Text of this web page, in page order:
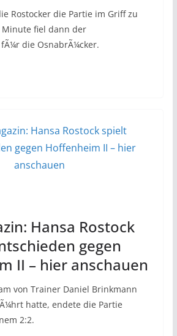
Rostocker die Partie im Griff zu
fiel dann der
die OsnabrÃ¼cker.
Hansa Rostock
gegen
II – hier anschauen
von Trainer Daniel Brinkmann
hatte, endete die Partie
2:2.